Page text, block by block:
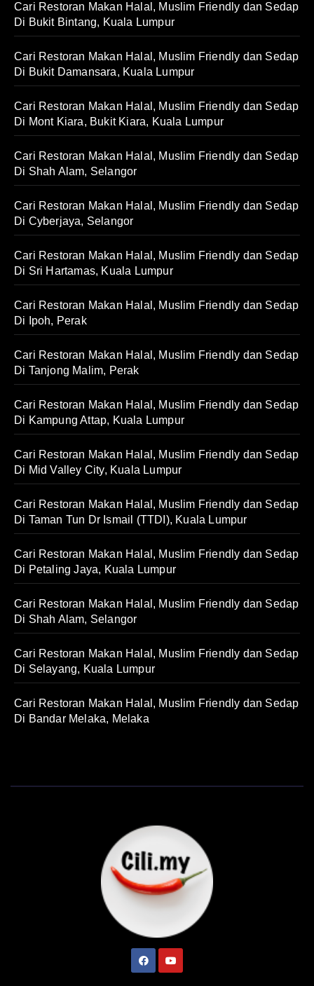
Cari Restoran Makan Halal, Muslim Friendly dan Sedap
Di Bukit Bintang, Kuala Lumpur
Cari Restoran Makan Halal, Muslim Friendly dan Sedap
Di Bukit Damansara, Kuala Lumpur
Cari Restoran Makan Halal, Muslim Friendly dan Sedap
Di Mont Kiara, Bukit Kiara, Kuala Lumpur
Cari Restoran Makan Halal, Muslim Friendly dan Sedap
Di Shah Alam, Selangor
Cari Restoran Makan Halal, Muslim Friendly dan Sedap
Di Cyberjaya, Selangor
Cari Restoran Makan Halal, Muslim Friendly dan Sedap
Di Sri Hartamas, Kuala Lumpur
Cari Restoran Makan Halal, Muslim Friendly dan Sedap
Di Ipoh, Perak
Cari Restoran Makan Halal, Muslim Friendly dan Sedap
Di Tanjong Malim, Perak
Cari Restoran Makan Halal, Muslim Friendly dan Sedap
Di Kampung Attap, Kuala Lumpur
Cari Restoran Makan Halal, Muslim Friendly dan Sedap
Di Mid Valley City, Kuala Lumpur
Cari Restoran Makan Halal, Muslim Friendly dan Sedap
Di Taman Tun Dr Ismail (TTDI), Kuala Lumpur
Cari Restoran Makan Halal, Muslim Friendly dan Sedap
Di Petaling Jaya, Kuala Lumpur
Cari Restoran Makan Halal, Muslim Friendly dan Sedap
Di Shah Alam, Selangor
Cari Restoran Makan Halal, Muslim Friendly dan Sedap
Di Selayang, Kuala Lumpur
Cari Restoran Makan Halal, Muslim Friendly dan Sedap
Di Bandar Melaka, Melaka